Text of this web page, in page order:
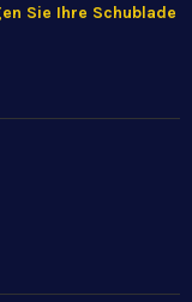
Sie Ihre Schublade